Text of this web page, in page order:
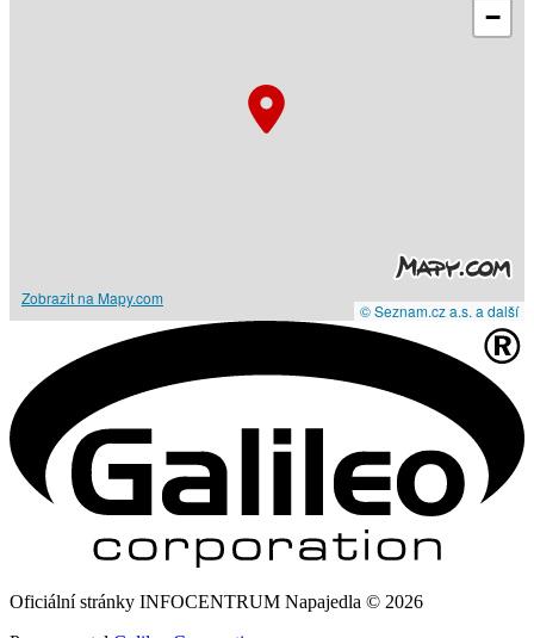
−
Zobrazit na Mapy.com
© Seznam.cz a.s. a další
Oficiální stránky INFOCENTRUM Napajedla © 2026